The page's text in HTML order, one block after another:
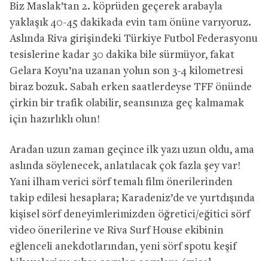
Biz Maslak’tan 2. köprüden geçerek arabayla
yaklaşık 40-45 dakikada evin tam önüne varıyoruz.
Aslında Riva girişindeki Türkiye Futbol Federasyonu
tesislerine kadar 30 dakika bile sürmüyor, fakat
Gelara Koyu’na uzanan yolun son 3-4 kilometresi
biraz bozuk. Sabah erken saatlerdeyse TFF önünde
çirkin bir trafik olabilir, seansınıza geç kalmamak
için hazırlıklı olun!
Aradan uzun zaman geçince ilk yazı uzun oldu, ama
aslında söylenecek, anlatılacak çok fazla şey var!
Yani ilham verici sörf temalı film önerilerinden
takip edilesi hesaplara; Karadeniz’de ve yurtdışında
kişisel sörf deneyimlerimizden öğretici/eğitici sörf
video önerilerine ve Riva Surf House ekibinin
eğlenceli anekdotlarından, yeni sörf spotu keşif